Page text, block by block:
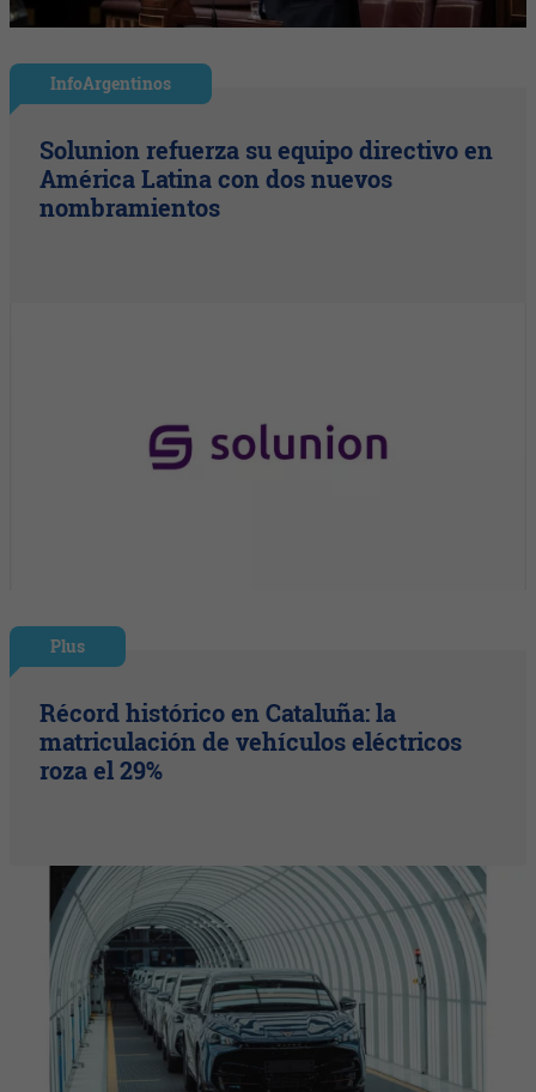
InfoArgentinos
Solunion refuerza su equipo directivo en
América Latina con dos nuevos
nombramientos
Plus
Récord histórico en Cataluña: la
matriculación de vehículos eléctricos
roza el 29%